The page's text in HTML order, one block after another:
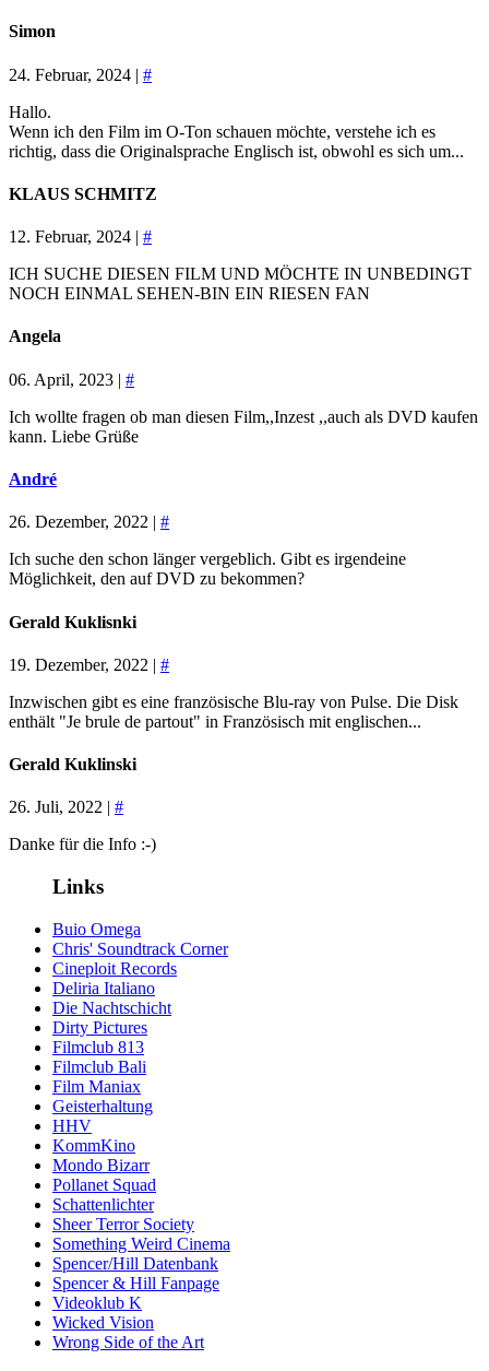
Simon
24. Februar, 2024 | #
Hallo.
Wenn ich den Film im O-Ton schauen möchte, verstehe ich es
richtig, dass die Originalsprache Englisch ist, obwohl es sich um...
KLAUS SCHMITZ
12. Februar, 2024 | #
ICH SUCHE DIESEN FILM UND MÖCHTE IN UNBEDINGT
NOCH EINMAL SEHEN-BIN EIN RIESEN FAN
Angela
06. April, 2023 | #
Ich wollte fragen ob man diesen Film,,Inzest ,,auch als DVD kaufen
kann. Liebe Grüße
André
26. Dezember, 2022 | #
Ich suche den schon länger vergeblich. Gibt es irgendeine
Möglichkeit, den auf DVD zu bekommen?
Gerald Kuklisnki
19. Dezember, 2022 | #
Inzwischen gibt es eine französische Blu-ray von Pulse. Die Disk
enthält "Je brule de partout" in Französisch mit englischen...
Gerald Kuklinski
26. Juli, 2022 | #
Danke für die Info :-)
Links
Buio Omega
Chris' Soundtrack Corner
Cineploit Records
Deliria Italiano
Die Nachtschicht
Dirty Pictures
Filmclub 813
Filmclub Bali
Film Maniax
Geisterhaltung
HHV
KommKino
Mondo Bizarr
Pollanet Squad
Schattenlichter
Sheer Terror Society
Something Weird Cinema
Spencer/Hill Datenbank
Spencer & Hill Fanpage
Videoklub K
Wicked Vision
Wrong Side of the Art